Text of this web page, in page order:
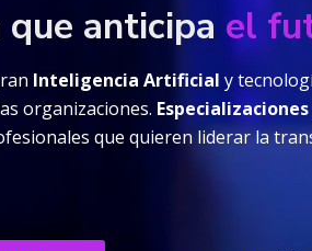
que anticipa el
Inteligencia Artificial y
organizaciones.
que quieren liderar la